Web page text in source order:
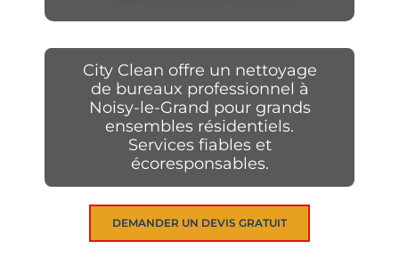
City Clean offre un nettoyage
de bureaux professionnel à
Noisy-le-Grand pour grands
ensembles résidentiels.
Services fiables et
écoresponsables.
DEMANDER UN DEVIS GRATUIT